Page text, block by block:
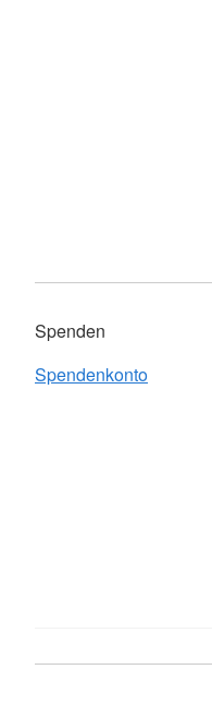
Spenden
Spendenkonto